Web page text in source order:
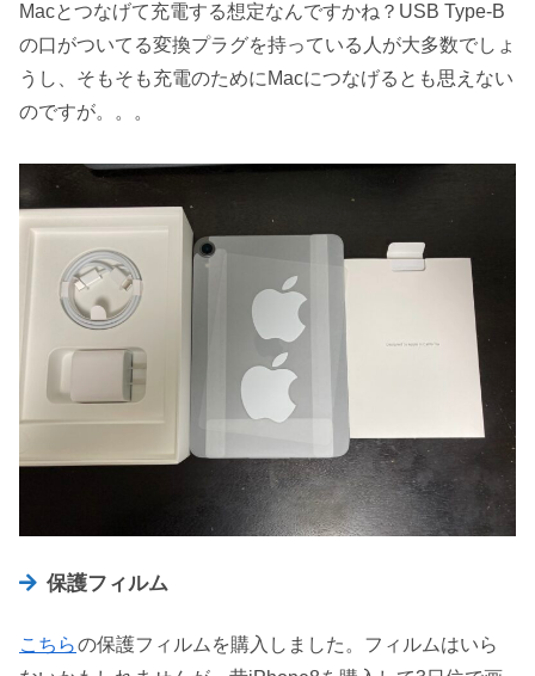
Macとつなげて充電する想定なんですかね？USB Type-B
の口がついてる変換プラグを持っている人が大多数でしょ
うし、そもそも充電のためにMacにつなげるとも思えない
のですが。。。
保護フィルム
こちらの保護フィルムを購入しました。フィルムはいら